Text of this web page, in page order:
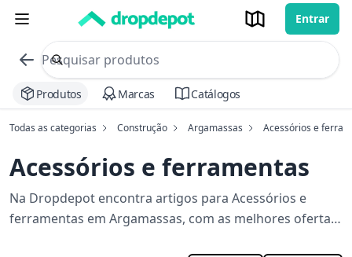
Entrar
commerce search no header
Procurar
Produtos Marcas Catálogos
Todas as categorias Construção Argamassas Acessórios e
Acessórios e ferramentas
Na Dropdepot encontra artigos para Acessórios e
ferramentas em Argamassas, com as melhores ofertas,